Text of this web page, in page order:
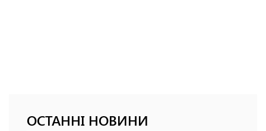
ОСТАННІ НОВИНИ